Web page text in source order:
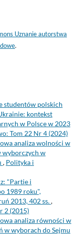
Uznanie autorstwa
.
studentów polskich
kontekst
w Polsce w 2023
Tom 22 Nr 4 (2024)
analiza wolności w
wyborczych w
, Polityka i
"Partie i
1989 roku",
2013, 402 ss.,
2 (2015)
analiza równości w
w wyborach do Sejmu